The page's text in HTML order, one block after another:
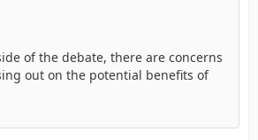
of the debate, there are concerns
out on the potential benefits of